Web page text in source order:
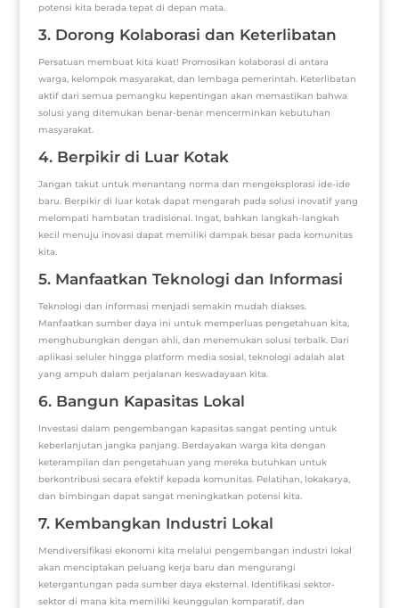
potensi kita berada tepat di depan mata.
3. Dorong Kolaborasi dan Keterlibatan
Persatuan membuat kita kuat! Promosikan kolaborasi di antara
warga, kelompok masyarakat, dan lembaga pemerintah. Keterlibatan
aktif dari semua pemangku kepentingan akan memastikan bahwa
solusi yang ditemukan benar-benar mencerminkan kebutuhan
masyarakat.
4. Berpikir di Luar Kotak
Jangan takut untuk menantang norma dan mengeksplorasi ide-ide
baru. Berpikir di luar kotak dapat mengarah pada solusi inovatif yang
melompati hambatan tradisional. Ingat, bahkan langkah-langkah
kecil menuju inovasi dapat memiliki dampak besar pada komunitas
kita.
5. Manfaatkan Teknologi dan Informasi
Teknologi dan informasi menjadi semakin mudah diakses.
Manfaatkan sumber daya ini untuk memperluas pengetahuan kita,
menghubungkan dengan ahli, dan menemukan solusi terbaik. Dari
aplikasi seluler hingga platform media sosial, teknologi adalah alat
yang ampuh dalam perjalanan keswadayaan kita.
6. Bangun Kapasitas Lokal
Investasi dalam pengembangan kapasitas sangat penting untuk
keberlanjutan jangka panjang. Berdayakan warga kita dengan
keterampilan dan pengetahuan yang mereka butuhkan untuk
berkontribusi secara efektif kepada komunitas. Pelatihan, lokakarya,
dan bimbingan dapat sangat meningkatkan potensi kita.
7. Kembangkan Industri Lokal
Mendiversifikasi ekonomi kita melalui pengembangan industri lokal
akan menciptakan peluang kerja baru dan mengurangi
ketergantungan pada sumber daya eksternal. Identifikasi sektor-
sektor di mana kita memiliki keunggulan komparatif, dan